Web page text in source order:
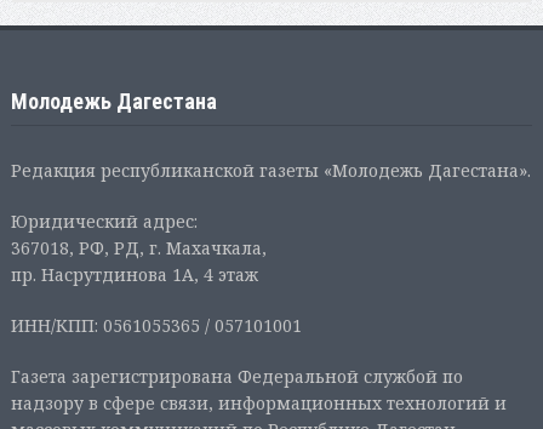
Молодежь Дагестана
Редакция республиканской газеты «Молодежь Дагестана».
Юридический адрес:
367018, РФ, РД, г. Махачкала,
пр. Насрутдинова 1А, 4 этаж
ИНН/КПП: 0561055365 / 057101001
Газета зарегистрирована Федеральной службой по
надзору в сфере связи, информационных технологий и